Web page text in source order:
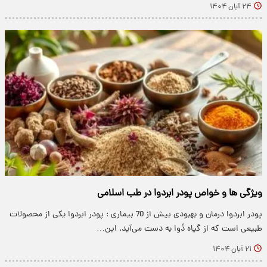
۲۴ آبان ۱۴۰۴
ویژگی‌ ها و خواص پودر ابردوا در طب اسلامی
پودر ابردوا درمان و بهبودی بیش از 70 بیماری : پودر ابردوا یکی از محصولات
طبیعی است که از گیاه دُوا به دست می‌آید. این…
۲۱ آبان ۱۴۰۴